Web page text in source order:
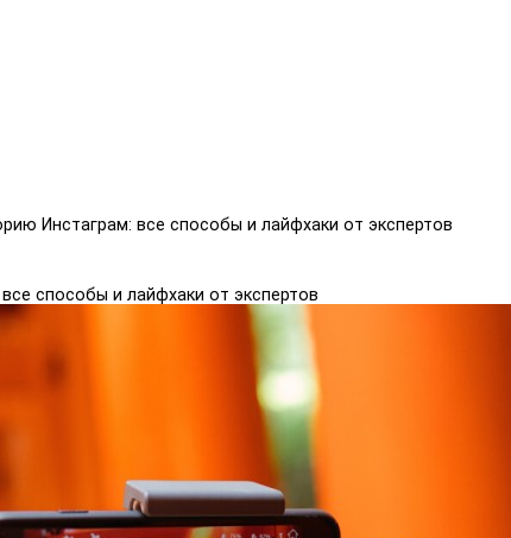
Инстаграм: все способы и лайфхаки от экспертов
способы и лайфхаки от экспертов